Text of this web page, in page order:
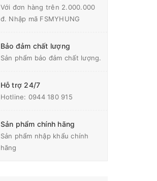
Với đơn hàng trên 2.000.000
đ. Nhập mã FSMYHUNG
Bảo đảm chất lượng
Sản phẩm bảo đảm chất lượng.
Hỗ trợ 24/7
Hotline: 0944 180 915
Sản phẩm chính hãng
Sản phẩm nhập khẩu chính
hãng